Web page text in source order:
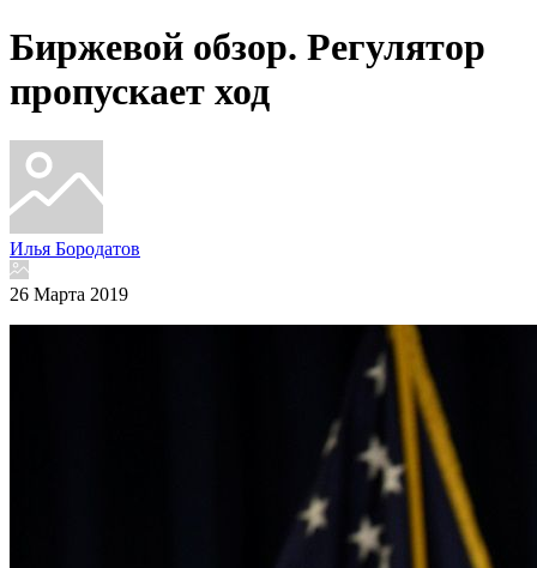
Биржевой обзор. Регулятор
пропускает ход
Илья Бородатов
26 Марта 2019